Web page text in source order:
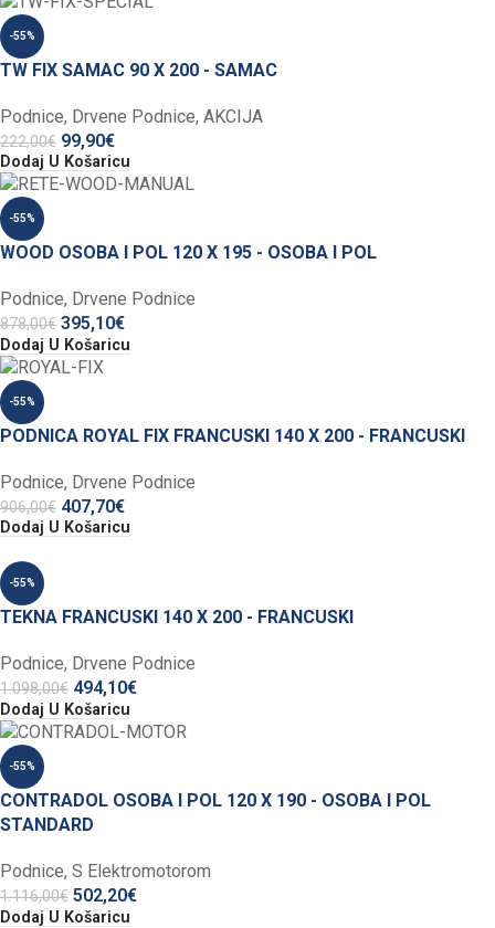
-55%
TW FIX SAMAC 90 X 200 - SAMAC
Podnice, Drvene Podnice, AKCIJA
222,00€ 99,90€
Dodaj U Košaricu
-55%
WOOD OSOBA I POL 120 X 195 - OSOBA I POL
Podnice, Drvene Podnice
878,00€ 395,10€
Dodaj U Košaricu
-55%
PODNICA ROYAL FIX FRANCUSKI 140 X 200 - FRANCUSKI
Podnice, Drvene Podnice
906,00€ 407,70€
Dodaj U Košaricu
-55%
TEKNA FRANCUSKI 140 X 200 - FRANCUSKI
Podnice, Drvene Podnice
1.098,00€ 494,10€
Dodaj U Košaricu
-55%
CONTRADOL OSOBA I POL 120 X 190 - OSOBA I POL
STANDARD
Podnice, S Elektromotorom
1.116,00€ 502,20€
Dodaj U Košaricu